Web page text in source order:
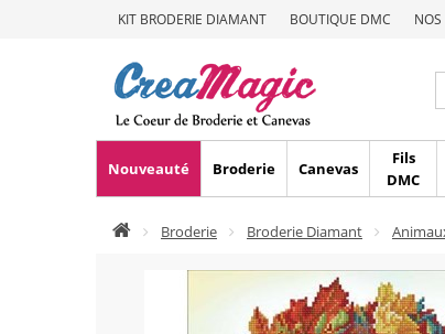
KIT BRODERIE DIAMANT BOUTIQUE DMC
Nouveauté Broderie Canevas
Fils
DMC
Broderie Broderie Diamant